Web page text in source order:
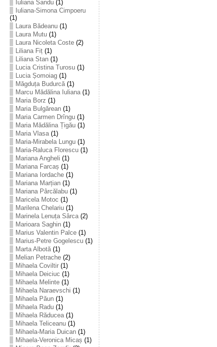
Iuliana Sandu(1)
Iuliana-Simona Cimpoeru
(1)
Laura Bădeanu(1)
Laura Mutu(1)
Laura Nicoleta Coste(2)
Liliana Fiț(1)
Liliana Stan(1)
Lucia Cristina Turosu(1)
Lucia Șomoiag(1)
Măgduța Budurcă(1)
Marcu Mădălina Iuliana(1)
Maria Borz (1)
Maria Bulgărean(1)
Maria Carmen Drîngu(1)
Maria Mădălina Țigău(1)
Maria Vlasa(1)
Maria-Mirabela Lungu(1)
Maria-Raluca Florescu(1)
Mariana Angheli (1)
Mariana Farcaș (1)
Mariana Iordache(1)
Mariana Marțian(1)
Mariana Pârcălabu(1)
Maricela Motoc (1)
Marilena Chelariu(1)
Marinela Lenuța Sârca(2)
Marioara Saghin(1)
Marius Valentin Palce(1)
Marius-Petre Gogelescu(1)
Marta Albotă(1)
Melian Petrache(2)
Mihaela Coviltir(1)
Mihaela Deiciuc (1)
Mihaela Melinte(1)
Mihaela Naraevschi (1)
Mihaela Păun(1)
Mihaela Radu(1)
Mihaela Răducea(1)
Mihaela Teliceanu(1)
Mihaela-Maria Duican(1)
Mihaela-Veronica Micaș (1)